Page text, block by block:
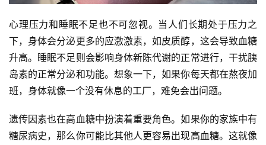
心理压力和睡眠不足也不可忽视。当人们长期处于压力之
下，身体会分泌更多的应激激素，如皮质醇，这会导致血糖
升高。睡眠不足则会影响身体新陈代谢的正常进行，干扰胰
岛素的正常分泌和功能。想象一下，如果你每天都在熬夜加
班，身体就像一个没有休息的工厂，难免会出问题。
遗传因素也在高血糖中扮演着重要角色。如果你的家族中有
糖尿病史，那么你可能比其他人更容易出现高血糖。这就像